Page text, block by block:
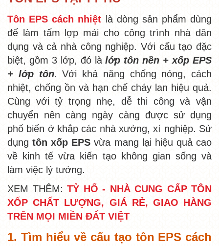
Tôn EPS cách nhiệt là dòng sản phẩm dùng
để làm tấm lợp mái cho công trình nhà dân
dụng và cả nhà công nghiệp. Với cấu tạo đặc
biệt, gồm 3 lớp, đó làlớp tôn nền + xốp EPS
+ lớp tôn. Với khả năng chống nóng, cách
nhiệt, chống ồn và hạn chế cháy lan hiệu quả.
Cùng với tỷ trọng nhẹ, dễ thi công và vận
chuyển nên càng ngày càng được sử dụng
phổ biến ở khắp các nhà xưởng, xí nghiệp. Sử
dụngtôn xốp EPS vừa mang lại hiệu quả cao
về kinh tế vừa kiến tạo không gian sống và
làm việc lý tưởng.
XEM THÊM: TỶ HỔ - NHÀ CUNG CẤP TÔN
XỐP CHẤT LƯỢNG, GIÁ RẺ, GIAO HÀNG
TRÊN MỌI MIỀN ĐẤT VIỆT
1. Tìm hiểu về cấu tạo tôn EPS cách